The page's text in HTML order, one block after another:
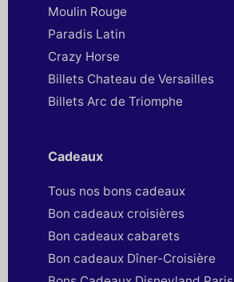
Moulin Rouge
Paradis Latin
Crazy Horse
Billets Chateau de Versailles
Billets Arc de Triomphe
Cadeaux
Tous nos bons cadeaux
Bon cadeaux croisières
Bon cadeaux cabarets
Bon cadeaux Dîner-Croisière